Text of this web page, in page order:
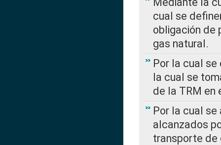
cual se
obligación de
gas natural.
Por la cual se
la cual se
de la TRM en
Por la cual
alcanzados
transporte de